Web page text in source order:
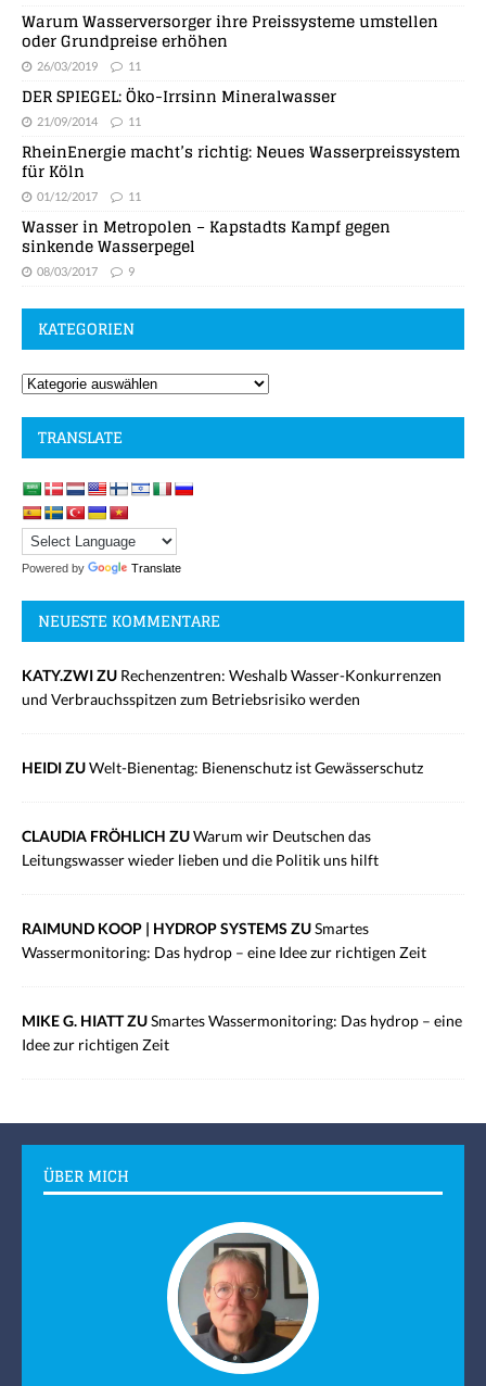
Warum Wasserversorger ihre Preissysteme umstellen
oder Grundpreise erhöhen
26/03/2019 11
DER SPIEGEL: Öko-Irrsinn Mineralwasser
21/09/2014 11
RheinEnergie macht’s richtig: Neues Wasserpreissystem
für Köln
01/12/2017 11
Wasser in Metropolen – Kapstadts Kampf gegen
sinkende Wasserpegel
08/03/2017 9
KATEGORIEN
TRANSLATE
Powered by Translate
NEUESTE KOMMENTARE
KATY.ZWI ZU Rechenzentren: Weshalb Wasser-Konkurrenzen
und Verbrauchsspitzen zum Betriebsrisiko werden
HEIDI ZUWelt-Bienentag: Bienenschutz ist Gewässerschutz
CLAUDIA FRÖHLICH ZUWarum wir Deutschen das
Leitungswasser wieder lieben und die Politik uns hilft
RAIMUND KOOP | HYDROP SYSTEMS ZUSmartes
Wassermonitoring: Das hydrop – eine Idee zur richtigen Zeit
MIKE G. HIATT ZUSmartes Wassermonitoring: Das hydrop – eine
Idee zur richtigen Zeit
ÜBER MICH